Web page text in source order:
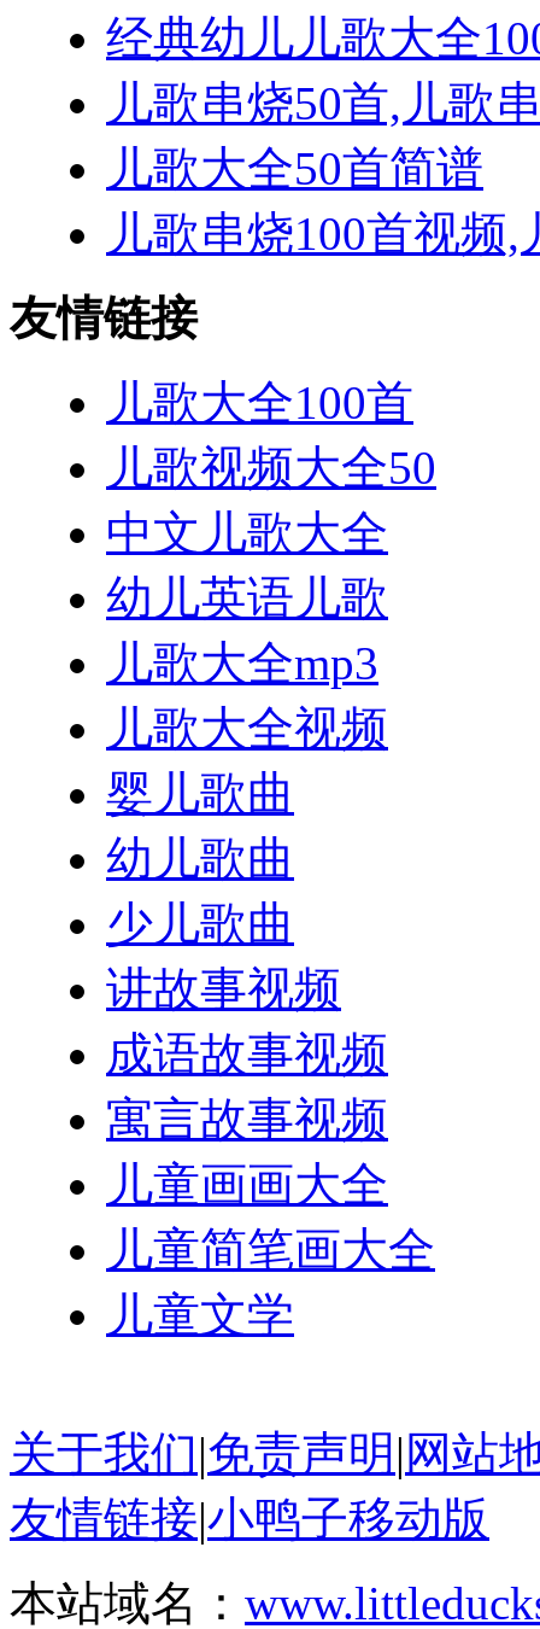
经典幼儿儿歌大全
儿歌串烧50首,儿歌
儿歌大全50首简谱
儿歌串烧100首视频
友情链接
儿歌大全100首
儿歌视频大全50
中文儿歌大全
幼儿英语儿歌
儿歌大全mp3
儿歌大全视频
婴儿歌曲
幼儿歌曲
少儿歌曲
讲故事视频
成语故事视频
寓言故事视频
儿童画画大全
儿童简笔画大全
儿童文学
关于我们|免责声明 | 网站
友情链接|小鸭子移动版
本站域名：